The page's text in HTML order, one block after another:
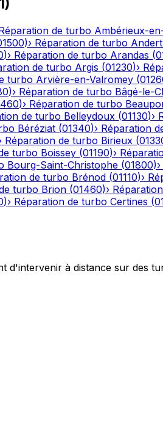
de turbo Ambérieux-
)› Réparation de turbo
)› Réparation de turbo Arandas (
de turbo Argis (01230)›
turbo Arvière-en-Valromey (
)› Réparation de turbo Bâgé-le-
)› Réparation de turbo
de turbo Belleydoux (01130)›
Béréziat (01340)› Réparation
Réparation de turbo Birieux (
turbo Boissey (01190)›
Bourg-Saint-Christophe (01800)›
de turbo Brénod (01110)›
turbo Brion (01460)›
)› Réparation de turbo Certines (
d'intervenir à distance sur des